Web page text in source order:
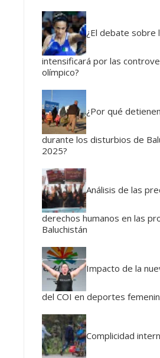
¿El debate sobre
intensificará por las
olímpico?
¿Por qué
durante los disturbios de
2025?
Análisis de las
derechos humanos en las
Baluchistán
Impacto de la
del COI en deportes
Complicidad